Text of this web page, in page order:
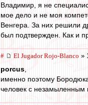
Владимир, я не
мое дело и не моя
Венгера. За них решили
был подтвержден. Как и
# El Jugador Rojo-Blanco »
porcus
именно поэтому
человек с незамыленным